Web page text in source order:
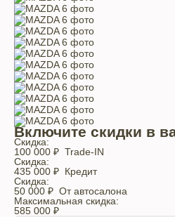
Включите скидки в
Скидка:
100 000 ₽ Trade-IN
Скидка:
435 000 ₽ Кредит
Скидка:
50 000 ₽ От автосалона
Максимальная скидка:
585 000 ₽